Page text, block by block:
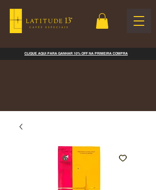
CLIQUE AQUI PARA GANHAR 10% OFF NA PRIMEIRA COMPRA